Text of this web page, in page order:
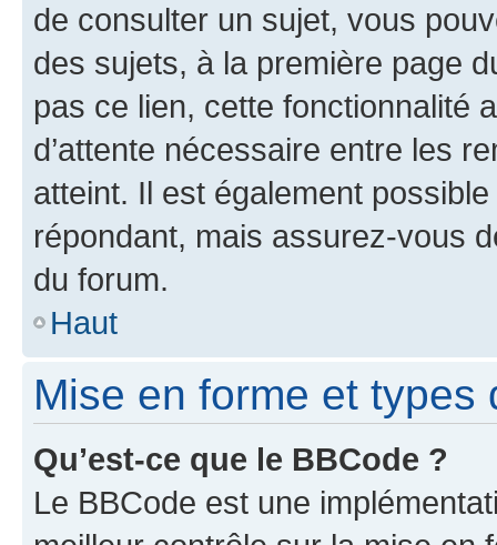
de consulter un sujet, vous
des sujets, à la première page
pas ce lien, cette fonctionnalité
d’attente nécessaire entre les
atteint. Il est également
répondant, mais assurez-vous
du forum.
Haut
Mise en forme et types
Qu’est-ce que le BBCode ?
Le BBCode est une